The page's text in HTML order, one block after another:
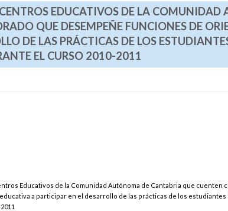
EDUCATIVOS DE LA COMUNIDAD
QUE DESEMPEÑE FUNCIONES DE
DE LAS PRÁCTICAS DE LOS
EL CURSO 2010-2011
Educativos de la Comunidad Autónoma de Cantabria que cuenten
a participar en el desarrollo de las prácticas de los estudiantes